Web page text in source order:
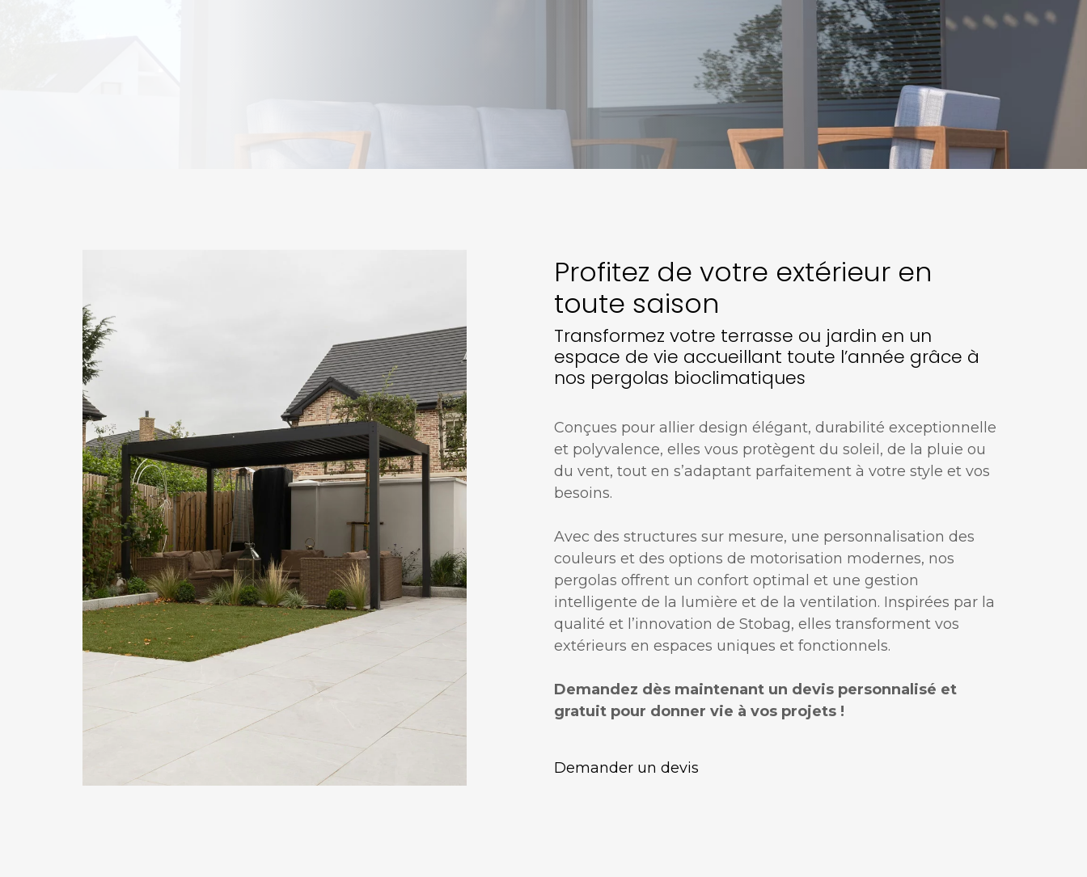
Profitez de votre extérieur en
toute saison
Transformez votre terrasse ou jardin en un
espace de vie accueillant toute l’année grâce à
nos pergolas bioclimatiques
Conçues pour allier design élégant, durabilité exceptionnelle
et polyvalence, elles vous protègent du soleil, de la pluie ou
du vent, tout en s’adaptant parfaitement à votre style et vos
besoins.
Avec des structures sur mesure, une personnalisation des
couleurs et des options de motorisation modernes, nos
pergolas offrent un confort optimal et une gestion
intelligente de la lumière et de la ventilation. Inspirées par la
qualité et l’innovation de Stobag, elles transforment vos
extérieurs en espaces uniques et fonctionnels.
Demandez dès maintenant un devis personnalisé et
gratuit pour donner vie à vos projets !
Demander un devis